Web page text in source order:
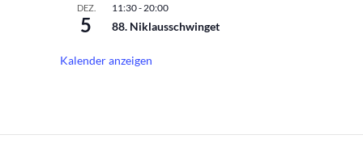
DEZ.
5
11:30- 20:00
88. Niklausschwinget
Kalender anzeigen